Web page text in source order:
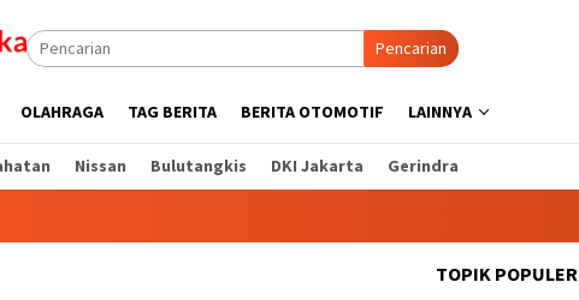
Pencarian
OLAHRAGA TAG BERITA BERITA OTOMOTIF LAINNYA
Nissan Bulutangkis DKI Jakarta Gerindra
TOPIK POPULER